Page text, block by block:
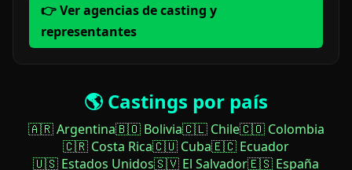
👉 Ver agencias de casting y
representantes
🌎 Castings por país
🇦🇷 Argentina🇧🇴 Bolivia🇨🇱 Chile🇨🇴 Colombia
🇨🇷 Costa Rica🇨🇺 Cuba🇪🇨 Ecuador
🇺🇸 Estados Unidos🇸🇻 El Salvador🇪🇸 España